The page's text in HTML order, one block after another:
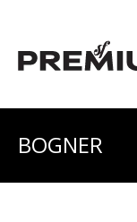
BOGNER